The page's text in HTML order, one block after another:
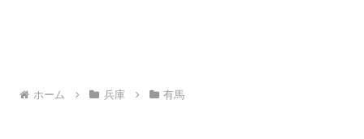
ホーム 兵庫 有馬